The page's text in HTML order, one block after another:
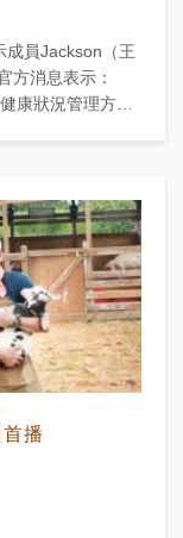
成員Jackson（王
康狀況管理方面
播